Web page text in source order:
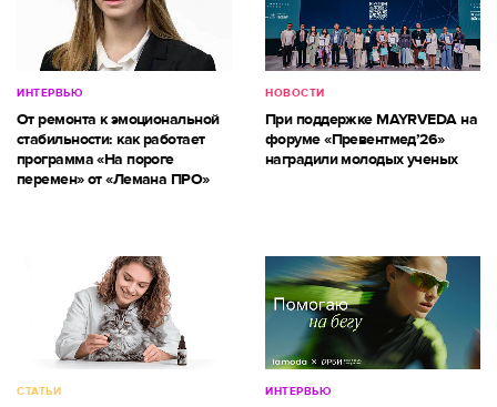
ИНТЕРВЬЮ
От ремонта к эмоциональной
стабильности: как работает
программа «На пороге
перемен» от «Лемана ПРО»
НОВОСТИ
При поддержке MAYRVEDA на
форуме «Превентмед’26»
наградили молодых ученых
СТАТЬИ ИНТЕРВЬЮ